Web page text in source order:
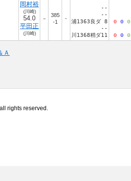
岡村裕
(川崎)
54.0
平田正
(川崎)
－
385
-1
-
--
--
浦1363良ダ 8
--
川1368稍ダ11
0 0 0
0 0 0
Ａ
rights reserved.